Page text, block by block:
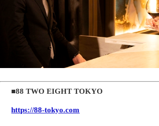
■88 TWO EIGHT TOKYO
https://88-tokyo.com